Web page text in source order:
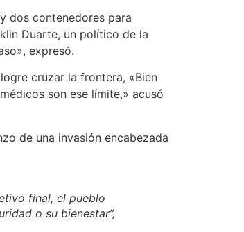
dos contenedores para
Duarte, un político de la
expresó.
cruzar la frontera, «Bien
son ese límite,» acusó
de una invasión encabezada
final, el pueblo
o su bienestar”,